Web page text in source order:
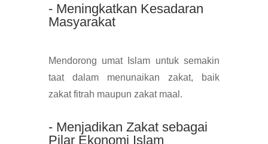
- Meningkatkan Kesadaran
Masyarakat
Mendorong umat Islam untuk semakin
taat dalam menunaikan zakat, baik
zakat fitrah maupun zakat maal.
- Menjadikan Zakat sebagai
Pilar Ekonomi Islam